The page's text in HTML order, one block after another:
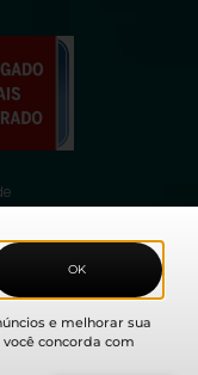
reservados.
e melhorar sua
concorda com
OK